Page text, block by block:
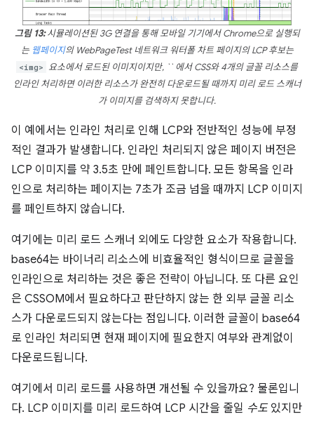
그림 13:시뮬레이션된 3G 연결을 통해 모바일 기기에서 Chrome으로 실행되
는 웹페이지의 WebPageTest 네트워크 워터폴 차트 페이지의 LCP 후보는
<img> 요소에서 로드된 이미지이지만, `` 에서 CSS와 4개의 글꼴 리소스를
인라인 처리하면 이러한 리소스가 완전히 다운로드될 때까지 미리 로드 스캐너
가 이미지를 검색하지 못합니다.
이 예에서는 인라인 처리로 인해 LCP와 전반적인 성능에 부정
적인 결과가 발생합니다. 인라인 처리되지 않은 페이지 버전은
LCP 이미지를 약 3.5초 만에 페인트합니다. 모든 항목을 인라
인으로 처리하는 페이지는 7초가 조금 넘을 때까지 LCP 이미지
를 페인트하지 않습니다.
여기에는 미리 로드 스캐너 외에도 다양한 요소가 작용합니다.
base64는 바이너리 리소스에 비효율적인 형식이므로 글꼴을
인라인으로 처리하는 것은 좋은 전략이 아닙니다. 또 다른 요인
은 CSSOM에서 필요하다고 판단하지 않는 한 외부 글꼴 리소
스가 다운로드되지 않는다는 점입니다. 이러한 글꼴이 base64
로 인라인 처리되면 현재 페이지에 필요한지 여부와 관계없이
다운로드됩니다.
여기에서 미리 로드를 사용하면 개선될 수 있을까요? 물론입니
다. LCP 이미지를 미리 로드하여 LCP 시간을 줄일 수도있지만